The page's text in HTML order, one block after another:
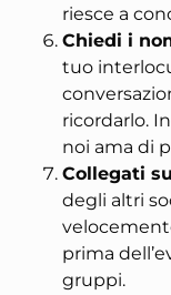
riesce a
Chiedi i
tuo
ricordarlo.
noi ama di
Collegati
degli altri
prima
gruppi.